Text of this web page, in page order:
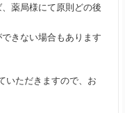
薬局様にて原則どの後
きない場合もあります
いただきますので、お